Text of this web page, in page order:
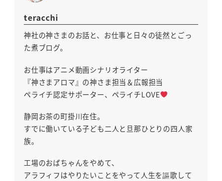
teracchi
神社の神さまのお話と、お仕事と日々の徒然とごっ
た煮ブログ。
お仕事はアニメ動画シナリオライター
『神さまアロマ』の神さま担当＆広報担当
ペライチ認定サポーター、ペライチLOVE
静岡お茶の町掛川在住。
すでに働いている子ども二人と旦那ひとりの四人家
族。
工場のおばちゃんをやめて、
アラフィフはやりたいことをやって人生を謳歌して